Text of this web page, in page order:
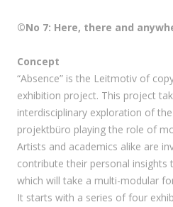
©No 7: Here, there and
Concept
“Absence” is the Leitmotiv of
exhibition project. This project
interdisciplinary exploration of
projektbüro playing the role of
Artists and academics alike are
contribute their personal
which will take a multi-modular
It starts with a series of four